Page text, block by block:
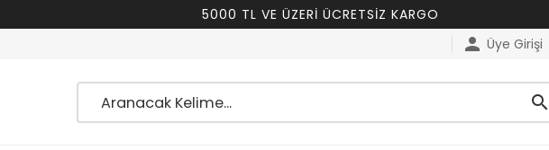
5000 TL VE ÜZERİ ÜCRETSİZ KARGO
person Üye Girişi
search